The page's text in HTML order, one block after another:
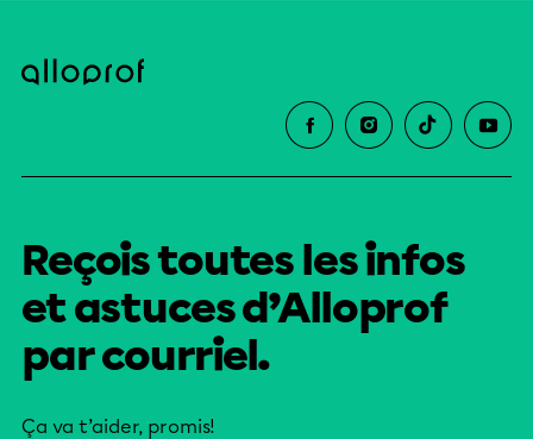
Reçois toutes les infos
et astuces d’Alloprof
par courriel.
Ça va t’aider, promis!